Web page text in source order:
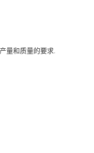
量和质量的要求.